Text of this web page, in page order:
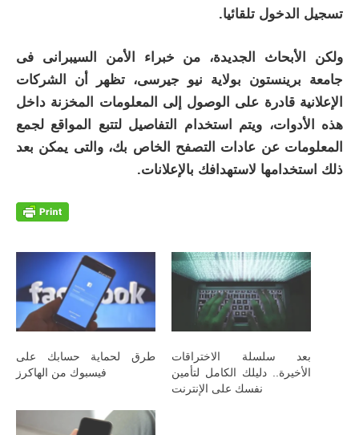
تسجيل الدخول تلقائيا.
ولكن الأبحاث الجديدة، من خبراء الأمن السيبرانى فى
جامعة برينستون بولاية نيو جيرسى، تظهر أن الشركات
الإعلانية قادرة على الوصول إلى المعلومات المخزنة داخل
هذه الأدوات، ويتم استخدام التفاصيل لتتبع المواقع لجمع
المعلومات عن عادات التصفح الخاص بك، والتى يمكن بعد
ذلك استخدامها لاستهدافك بالإعلانات.
طرق لحماية حسابك على
فيسبوك من الهاكرز
بعد سلسلة الاختراقات
الأخيرة.. دليلك الكامل لتأمين
نفسك على الإنترنت